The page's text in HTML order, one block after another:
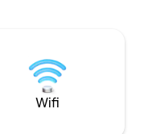
de soleil qui
couchers de
de tout. SUKHA,
qui vous
Wifi